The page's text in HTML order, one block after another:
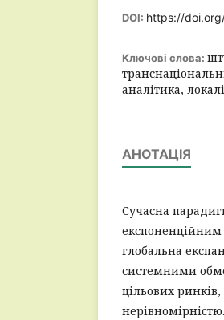
DOI: https://
Ключові слова:
аналітика,
АНОТАЦІЯ
Сучасна
глобальна
системними
цільових